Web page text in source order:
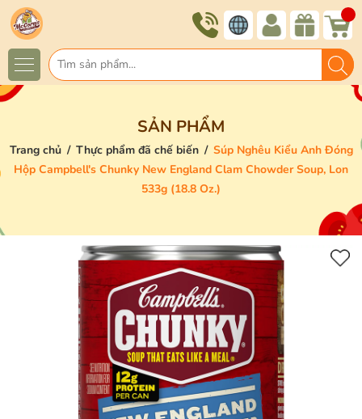
SẢN PHẨM
Trang chủ / Thực phẩm đã chế biến / Súp Nghêu Kiểu Anh Đóng
Hộp Campbell's Chunky New England Clam Chowder Soup, Lon
533g (18.8 Oz.)